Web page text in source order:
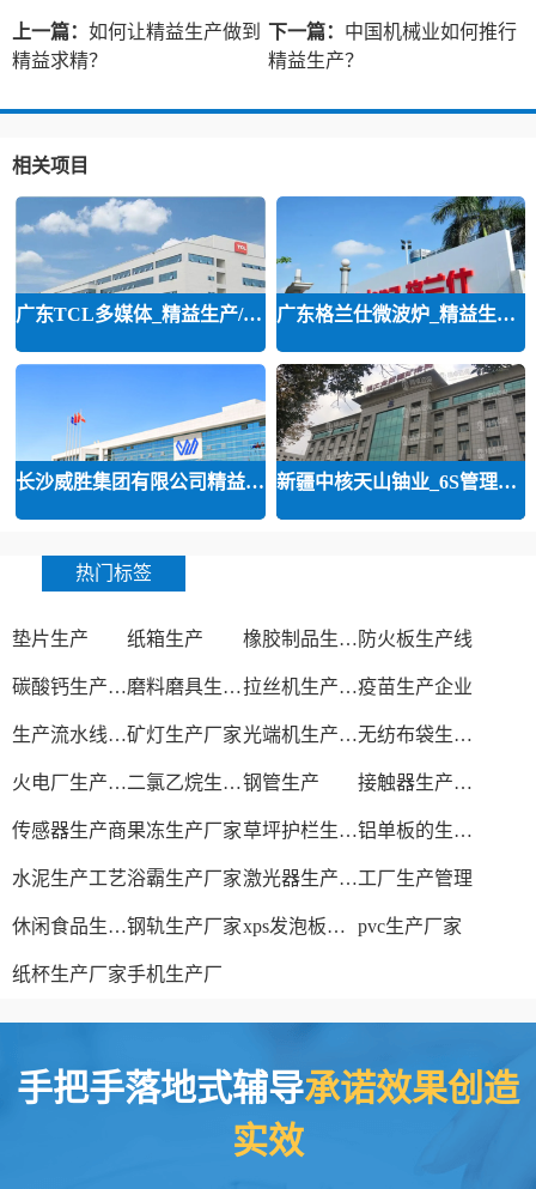
上一篇： 如何让精益生产做到
精益求精？
下一篇： 中国机械业如何推行
精益生产？
相关项目
广东TCL多媒体_精益生产/精益品质/ 广东格兰仕微波炉_精益生产等咨询
长沙威胜集团有限公司精益运营 新疆中核天山铀业_6S管理和精益管
热门标签
垫片生产 纸箱生产 橡胶制品生产厂 防火板生产线
碳酸钙生产设备 磨料磨具生产厂家 拉丝机生产厂家疫苗生产企业
生产流水线设备矿灯生产厂家 光端机生产厂家 无纺布袋生产厂家
火电厂生产过程 二氯乙烷生产厂家钢管生产 接触器生产厂家
传感器生产商果冻生产厂家 草坪护栏生产厂家 铝单板的生产厂家
水泥生产工艺浴霸生产厂家 激光器生产厂家工厂生产管理
休闲食品生产线钢轨生产厂家 xps发泡板材生产线 pvc生产厂家
纸杯生产厂家手机生产厂
手把手落地式辅导承诺效果创造
实效